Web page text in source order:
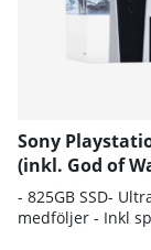
Sony
(inkl. God of
- 825GB SSD-
medföljer - Inkl